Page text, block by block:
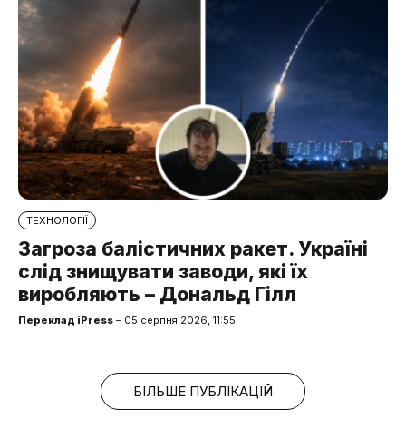
ТЕХНОЛОГІЇ
Загроза балістичних ракет. Україні
слід знищувати заводи, які їх
виробляють – Дональд Гілл
Переклад iPress – 05 серпня 2026, 11:55
БІЛЬШЕ ПУБЛІКАЦІЙ